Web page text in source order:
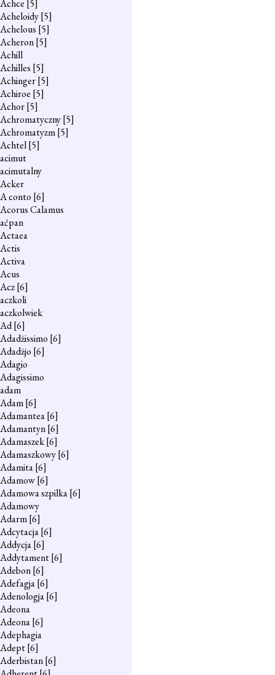
Achce [5]
Acheloidy[5]
Achelous [5]
Acheron[5]
Achill
Achilles [5]
Achinger[5]
Achiroe [5]
Achor[5]
Achromatyczny[5]
Achromatyzm[5]
Achtel[5]
acimut
acimutalny
Acker
A conto [6]
Acorus Calamus
aćpan
Actaea
Actis
Activa
Acus
Acz[6]
aczkoli
aczkolwiek
Ad[6]
Adadżissimo [6]
Adadżjo [6]
Adagio
Adagissimo
adam
Adam[6]
Adamantea[6]
Adamantyn[6]
Adamaszek[6]
Adamaszkowy[6]
Adamita[6]
Adamow[6]
Adamowa szpilka[6]
Adamowy
Adarm[6]
Adcytacja[6]
Addycja[6]
Addytament[6]
Adebon[6]
Adefagja[6]
Adenologja[6]
Adeona
Adeona[6]
Adephagia
Adept[6]
Aderbistan[6]